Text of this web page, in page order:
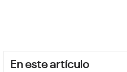
En este artículo